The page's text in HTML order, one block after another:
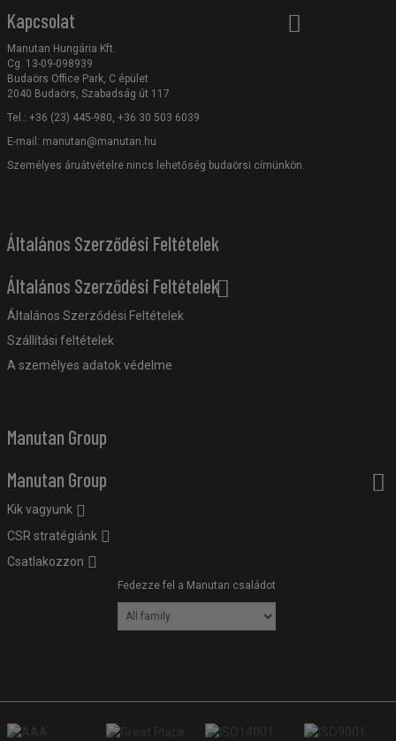
Kapcsolat
Manutan Hungária Kft.
Cg. 13-09-098939
Budaörs Office Park, C épület
2040 Budaörs, Szabadság út 117
Tel.: +36 (23) 445-980, +36 30 503 6039
E-mail: manutan@manutan.hu
Személyes áruátvételre nincs lehetőség budaörsi címünkön.
Általános Szerződési Feltételek
Általános Szerződési Feltételek
Általános Szerződési Feltételek
Szállítási feltételek
A személyes adatok védelme
Manutan Group
Manutan Group
Kik vagyunk
CSR stratégiánk
Csatlakozzon
Fedezze fel a Manutan családot